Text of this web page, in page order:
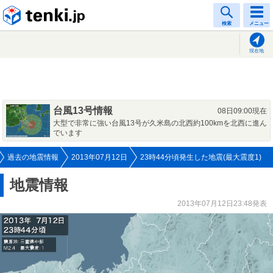
検索 メニュー
現在地
台風13号情報
08日09:00現在
大型で非常に強い台風13号が久米島の北西約100kmを北西に進ん
でいます
過去の地震情報 2013年07月12日 23時44分頃発生した地震(最大震度1)
地震情報
2013年07月12日23:48発表